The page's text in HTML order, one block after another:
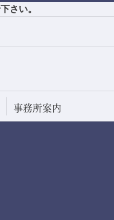
さい。
事務所案内